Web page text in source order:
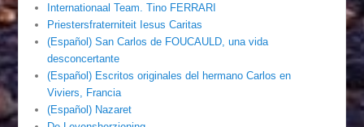
Internationaal Team. Tino FERRARI
Priestersfraterniteit Iesus Caritas
(Español) San Carlos de FOUCAULD, una vida
desconcertante
(Español) Escritos originales del hermano Carlos en
Viviers, Francia
(Español) Nazaret